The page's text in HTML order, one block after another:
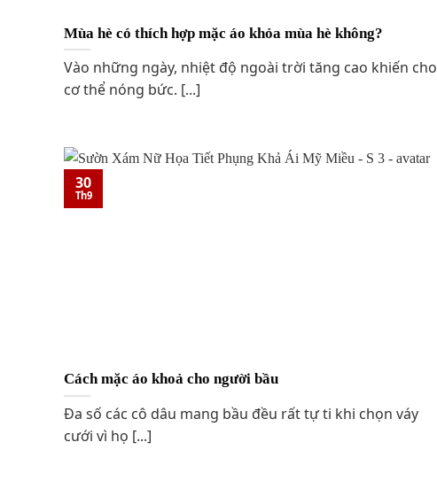
Mùa hè có thích hợp mặc áo khỏa mùa hè không?
Vào những ngày, nhiệt độ ngoài trời tăng cao khiến cho
cơ thể nóng bức. [...]
Cách mặc áo khoả cho người bầu
Đa số các cô dâu mang bầu đều rất tự ti khi chọn váy
cưới vì họ [...]
30
Th9